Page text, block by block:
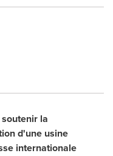
la
d'une usine
internationale